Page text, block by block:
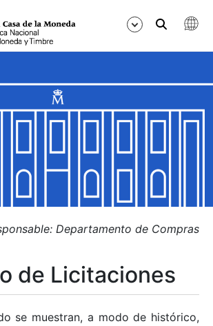
Departamento de Compras
de Licitaciones
se muestran, a modo de histórico,